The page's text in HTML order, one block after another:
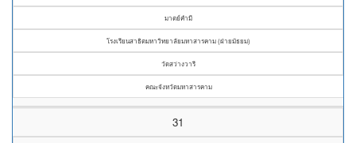
มาตย์คำมี
โรงเรียนสาธิตมหาวิทยาลัยมหาสารคาม (ฝ่ายมัธยม)
วัดสว่างวารี
คณะจังหวัดมหาสารคาม
31